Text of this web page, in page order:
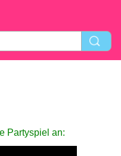
Partyspiel an: